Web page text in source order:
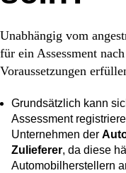
Unabhängig vom
für ein Assessment
Voraussetzungen
Grundsätzlich kann
Assessment
Unternehmen der
Zulieferer, da diese
Automobilherstellern